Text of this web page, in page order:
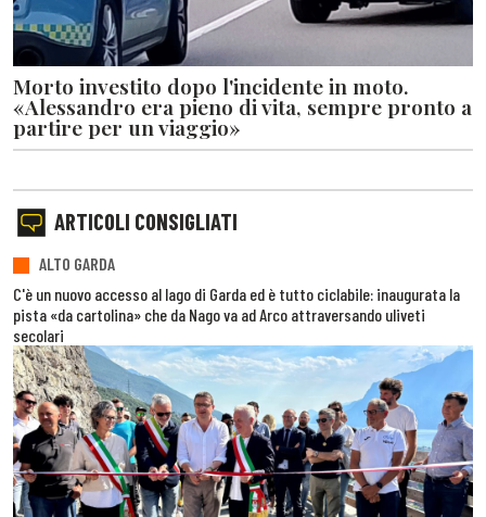
Morto investito dopo l'incidente in moto.
«Alessandro era pieno di vita, sempre pronto a
partire per un viaggio»
ARTICOLI CONSIGLIATI
ALTO GARDA
C'è un nuovo accesso al lago di Garda ed è tutto ciclabile: inaugurata la
pista «da cartolina» che da Nago va ad Arco attraversando uliveti
secolari